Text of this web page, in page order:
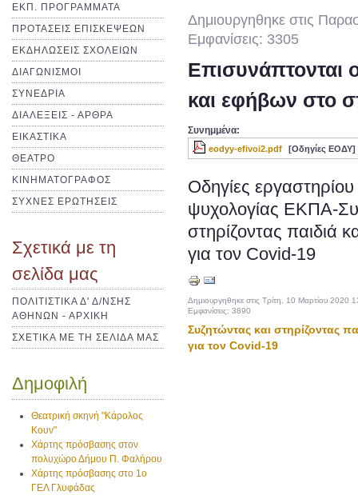
ΕΚΠ. ΠΡΟΓΡΑΜΜΑΤΑ
ΠΡΟΤΑΣΕΙΣ ΕΠΙΣΚΕΨΕΩΝ
ΕΚΔΗΛΩΣΕΙΣ ΣΧΟΛΕΙΩΝ
ΔΙΑΓΩΝΙΣΜΟΙ
ΣΥΝΕΔΡΙΑ
ΔΙΑΛΕΞΕΙΣ - ΑΡΘΡΑ
ΕΙΚΑΣΤΙΚΑ
ΘΕΑΤΡΟ
ΚΙΝΗΜΑΤΟΓΡΑΦΟΣ
ΣΥΧΝΕΣ ΕΡΩΤΗΣΕΙΣ
Σχετικά με τη
σελίδα μας
ΠΟΛΙΤΙΣΤΙΚΑ Δ' Δ/ΝΣΗΣ
ΑΘΗΝΩΝ - ΑΡΧΙΚΗ
ΣΧΕΤΙΚΑ ΜΕ ΤΗ ΣΕΛΙΔΑ ΜΑΣ
Δημοφιλή
Θεατρική σκηνή "Κάρολος
Κουν"
Χάρτης πρόσβασης στον
πολυχώρο Δήμου Π. Φαλήρου
Χάρτης πρόσβασης στο 1ο
ΓΕΛ Γλυφάδας
Δημιουργηθηκε στις
Εμφανίσεις: 3305
Επισυνάπτονται
και εφήβων στο
Συνημμένα:
eodyy-efivoi2.pdf [Οδηγίες ΕΟΔΥ]
Οδηγίες εργαστηρίου
ψυχολογίας ΕΚΠΑ-
στηρίζοντας παιδιά
για τον Covid-19
Δημιουργηθηκε στις Τρίτη, 10 Μαρτίου 2020
Εμφανίσεις: 3890
Συζητώντας και στηρίζοντας
για τον Covid-19